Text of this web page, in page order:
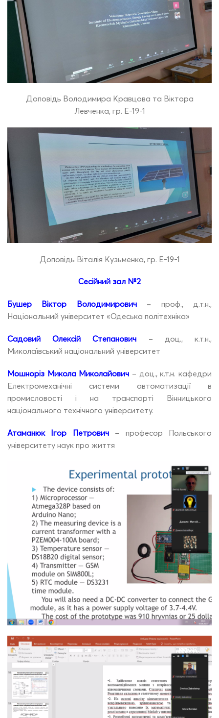
Доповідь Володимира Кравцова та Віктора
Левченка, гр. Е-19-1
Доповідь Віталія Кузьменка, гр. Е-19-1
Сесійний зал №2
Бушер Віктор Володимирович
– проф., д.т.н.,
Національний університет «Одеська політехніка»
Садовий Олексій Степанович – доц., к.т.н.,
Миколаївський національний університет
Мошноріз Микола Миколайович – доц., к.т.н. кафедри
Електромеханічні системи автоматизації в
промисловості і на транспорті Вінницького
національного технічного університету.
Атаманюк Ігор Петрович– професор Польського
університету наук про життя